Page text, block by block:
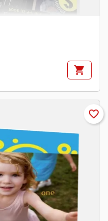
shopping_cart
favorite_border